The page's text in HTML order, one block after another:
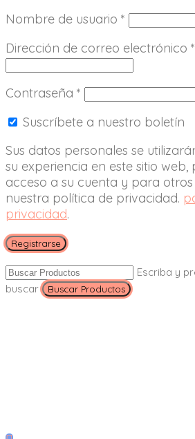
Nombre de usuario *
Dirección de correo electrónico *
Contraseña *
Suscríbete a nuestro boletín
Sus datos personales se
su experiencia en este sitio
acceso a su cuenta y para
nuestra política de privacidad.
privacidad.
Registrarse
Escriba y
buscar